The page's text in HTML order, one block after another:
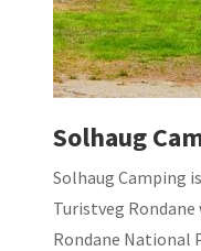
Solhaug
Solhaug Camping
Turistveg
Rondane National